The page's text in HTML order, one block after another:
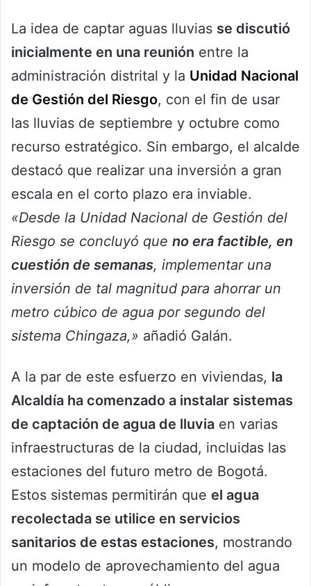
La idea de captar aguas lluvias se discutió
inicialmente en una reunión entre la
administración distrital y la Unidad Nacional
de Gestión del Riesgo, con el fin de usar
las lluvias de septiembre y octubre como
recurso estratégico. Sin embargo, el alcalde
destacó que realizar una inversión a gran
escala en el corto plazo era inviable.
«Desde la Unidad Nacional de Gestión del
Riesgo se concluyó que no era factible, en
cuestión de semanas, implementar una
inversión de tal magnitud para ahorrar un
metro cúbico de agua por segundo del
sistema Chingaza,» añadió Galán.
A la par de este esfuerzo en viviendas, la
Alcaldía ha comenzado a instalar sistemas
de captación de agua de lluvia en varias
infraestructuras de la ciudad, incluidas las
estaciones del futuro metro de Bogotá.
Estos sistemas permitirán que el agua
recolectada se utilice en servicios
sanitarios de estas estaciones, mostrando
un modelo de aprovechamiento del agua